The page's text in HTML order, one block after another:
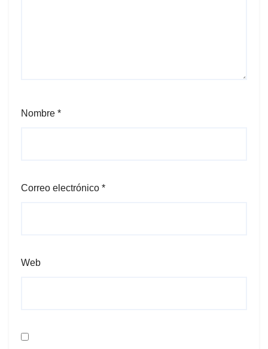
Nombre *
Correo electrónico *
Web